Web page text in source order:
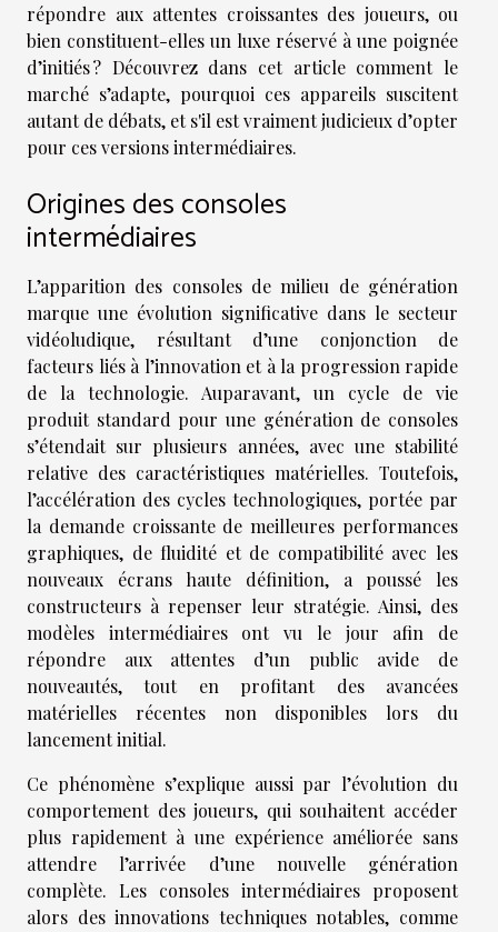
répondre aux attentes croissantes des joueurs, ou
bien constituent-elles un luxe réservé à une poignée
d’initiés ? Découvrez dans cet article comment le
marché s’adapte, pourquoi ces appareils suscitent
autant de débats, et s'il est vraiment judicieux d’opter
pour ces versions intermédiaires.
Origines des consoles
intermédiaires
L’apparition des consoles de milieu de génération
marque une évolution significative dans le secteur
vidéoludique, résultant d’une conjonction de
facteurs liés à l’innovation et à la progression rapide
de la technologie. Auparavant, un cycle de vie
produit standard pour une génération de consoles
s’étendait sur plusieurs années, avec une stabilité
relative des caractéristiques matérielles. Toutefois,
l’accélération des cycles technologiques, portée par
la demande croissante de meilleures performances
graphiques, de fluidité et de compatibilité avec les
nouveaux écrans haute définition, a poussé les
constructeurs à repenser leur stratégie. Ainsi, des
modèles intermédiaires ont vu le jour afin de
répondre aux attentes d’un public avide de
nouveautés, tout en profitant des avancées
matérielles récentes non disponibles lors du
lancement initial.
Ce phénomène s’explique aussi par l’évolution du
comportement des joueurs, qui souhaitent accéder
plus rapidement à une expérience améliorée sans
attendre l’arrivée d’une nouvelle génération
complète. Les consoles intermédiaires proposent
alors des innovations techniques notables, comme